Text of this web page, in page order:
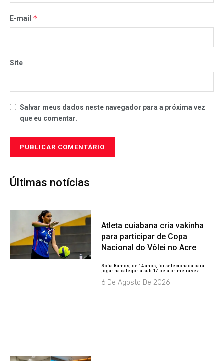
E-mail *
Site
Salvar meus dados neste navegador para a próxima vez
que eu comentar.
Últimas notícias
Atleta cuiabana cria vakinha
para participar de Copa
Nacional do Vôlei no Acre
Sofia Ramos, de 14 anos, foi selecionada para
jogar na categoria sub-17 pela primeira vez
6 De Agosto De 2026